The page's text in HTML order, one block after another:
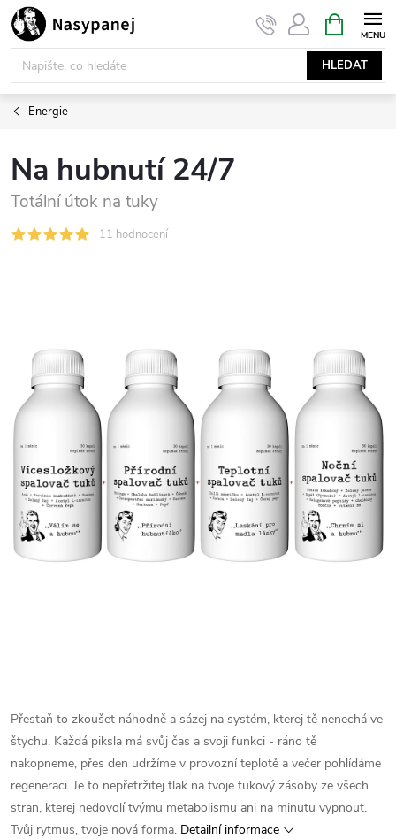
Přejít
na
obsah
HLEDAT
NÁKUPNÍ
KOŠÍK
Energie
Na hubnutí 24/7
Totální útok na tuky
11 hodnocení
Přestaň to zkoušet náhodně a sázej na systém, kterej tě nenechá ve
štychu. Každá piksla má svůj čas a svoji funkci - ráno tě
nakopneme, přes den udržíme v provozní teplotě a večer pohlídáme
regeneraci. Je to nepřetržitej tlak na tvoje tukový zásoby ze všech
stran, kterej nedovolí tvýmu metabolismu ani na minutu vypnout.
Tvůj rytmus, tvoje nová forma. Detailní informace